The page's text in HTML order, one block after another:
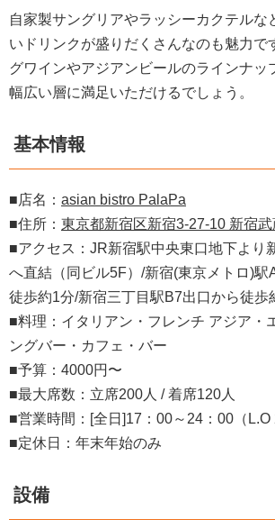
自家製サングリアやラッシーカクテルな
いドリンクが盛りだくさんなのも魅力で
グワインやアジアンビールのラインナッ
幅広い層に満足いただけるでしょう。
基本情報
■店名： asian bistro PalaPa
■住所： 東京都新宿区新宿3-27-10 新宿
■アクセス：JR新宿駅中央東口地下より
へ直結（同ビル5F）/新宿(東京メトロ)駅
徒歩約1分/新宿三丁目駅B7出口から徒歩
■料理：イタリアン・フレンチ アジア・
ングバー・カフェ・バー
■予算：4000円〜
■最大席数：立席200人 / 着席120人
■営業時間：[全日]17：00～24：00（L.O
■定休日：年末年始のみ
設備